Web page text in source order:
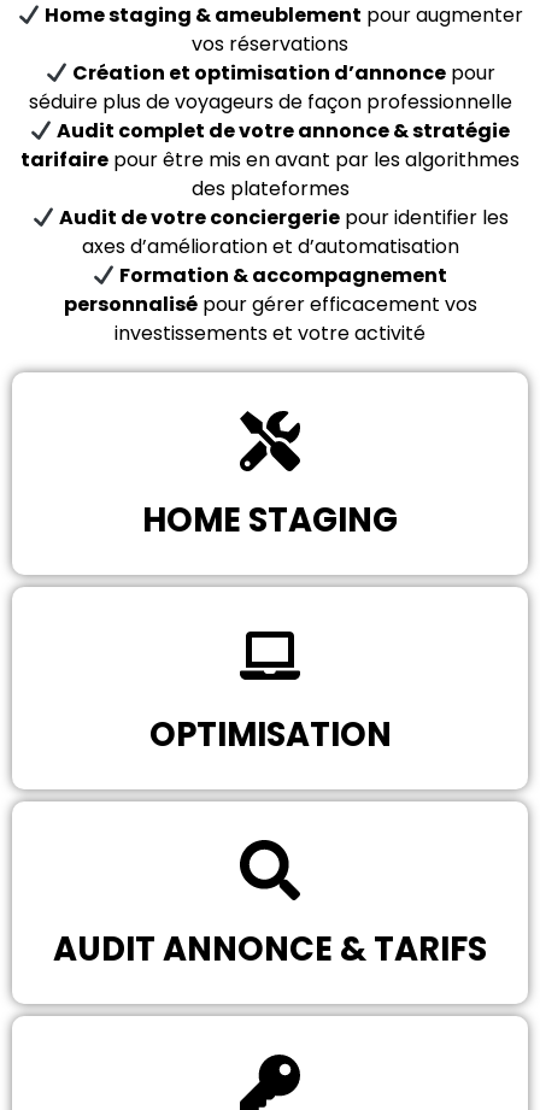
Home staging & ameublement pour augmenter
vos réservations
Création et optimisation d’annoncepour
séduire plus de voyageurs de façon professionnelle
Audit complet de votre annonce & stratégie
tarifaire pour être mis en avant par les algorithmes
des plateformes
Audit de votre conciergeriepour identifier les
axes d’amélioration et d’automatisation
Formation & accompagnement
personnalisépour gérer efficacement vos
investissements et votre activité
HOME STAGING
OPTIMISATION
AUDIT ANNONCE & TARIFS